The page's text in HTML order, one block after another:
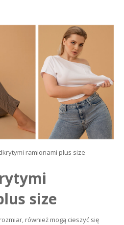
ramionami plus size
size
również mogą cieszyć się